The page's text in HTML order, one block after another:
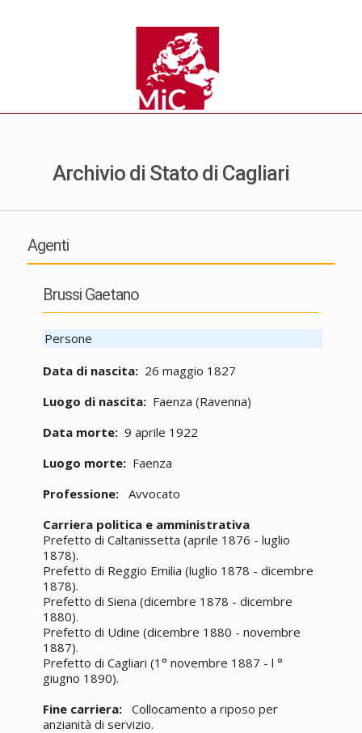
Archivio di Stato di Cagliari
Agenti
Brussi Gaetano
Persone
Data di nascita: 26 maggio 1827
Luogo di nascita: Faenza (Ravenna)
Data morte: 9 aprile 1922
Luogo morte: Faenza
Professione:Avvocato
Carriera politica e amministrativa
Prefetto di Caltanissetta (aprile 1876 - luglio
1878).
Prefetto di Reggio Emilia (luglio 1878 - dicembre
1878).
Prefetto di Siena (dicembre 1878 - dicembre
1880).
Prefetto di Udine (dicembre 1880 - novembre
1887).
Prefetto di Cagliari (1° novembre 1887 - l °
giugno 1890).
Fine carriera:Collocamento a riposo per
anzianità di servizio.